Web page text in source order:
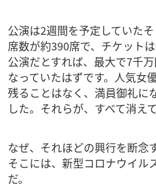
公演は2週間を予定していた
席数が約390席で、チケット
公演だとすれば、最大で7千
なっていたはずです。人気女
残ることはなく、満員御礼に
した。それらが、すべて消え
なぜ、それほどの興行を断念
そこには、新型コロナウイル
だ。